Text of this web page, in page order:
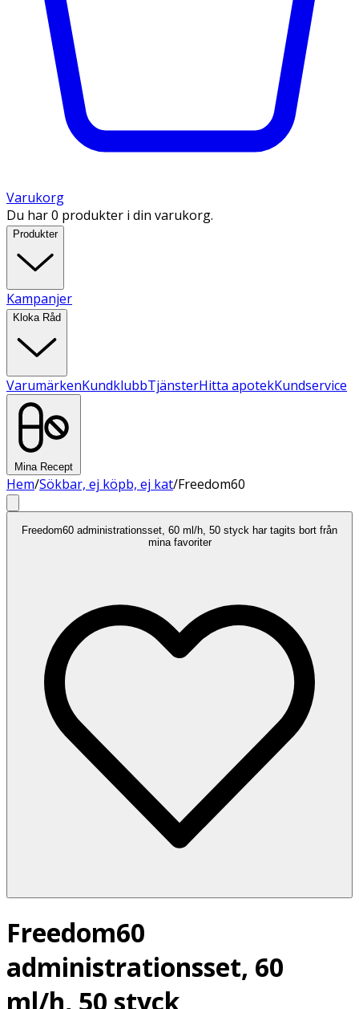
Varukorg
Du har 0 produkter i din varukorg.
Produkter
Kampanjer
Kloka Råd
VarumärkenKundklubbTjänsterHitta apotekKundservice
Mina Recept
Hem/Sökbar, ej köpb, ej kat/Freedom60
Freedom60 administrationsset, 60 ml/h, 50 styck har tagits bort från
mina favoriter
Freedom60
administrationsset, 60
ml/h, 50 styck